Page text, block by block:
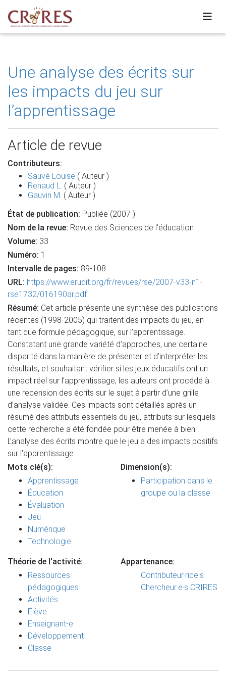
Une analyse des écrits sur
les impacts du jeu sur
l’apprentissage
Article de revue
Contributeurs:
Sauvé Louise ( Auteur )
Renaud L. ( Auteur )
Gauvin M. ( Auteur )
État de publication: Publiée (2007 )
Nom de la revue: Revue des Sciences de l’éducation
Volume: 33
Numéro: 1
Intervalle de pages: 89-108
URL: https://www.erudit.org/fr/revues/rse/2007-v33-n1-
rse1732/016190ar.pdf
Résumé: Cet article présente une synthèse des publications
récentes (1998-2005) qui traitent des impacts du jeu, en
tant que formule pédagogique, sur l’apprentissage.
Constatant une grande variété d’approches, une certaine
disparité dans la manière de présenter et d’interpréter les
résultats, et souhaitant vérifier si les jeux éducatifs ont un
impact réel sur l’apprentissage, les auteurs ont procédé à
une recension des écrits sur le sujet à partir d’une grille
d’analyse validée. Ces impacts sont détaillés après un
résumé des attributs essentiels du jeu, attributs sur lesquels
cette recherche a été fondée pour être menée à bien.
L’analyse des écrits montre que le jeu a des impacts positifs
sur l’apprentissage.
Mots clé(s):
Apprentissage
Éducation
Évaluation
Jeu
Numérique
Technologie
Dimension(s):
Participation dans le
groupe ou la classe
Théorie de l'activité:
Ressources
pédagogiques
Activités
Élève
Enseignant-e
Développement
Classe
Appartenance:
Contributeur·rice·s
Chercheur·e·s CRIRES